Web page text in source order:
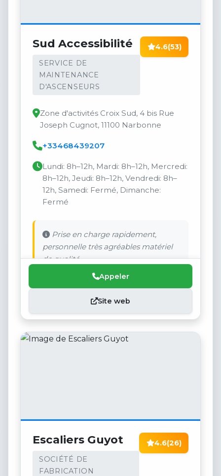
Sud Accessibilité
SERVICE DE
MAINTENANCE
D'ASCENSEURS
4.6(53)
Zone d'activités Croix Sud, 4 bis Rue
Joseph Cugnot, 11100 Narbonne
+33468439207
Lundi: 8h–12h, Mardi: 8h–12h, Mercredi:
8h–12h, Jeudi: 8h–12h, Vendredi: 8h–
12h, Samedi: Fermé, Dimanche:
Fermé
Prise en charge rapidement,
personnelle très agréables matériel
de qualité.
Appeler
Site web
Escaliers Guyot
SOCIÉTÉ DE
FABRICATION
4.6(26)